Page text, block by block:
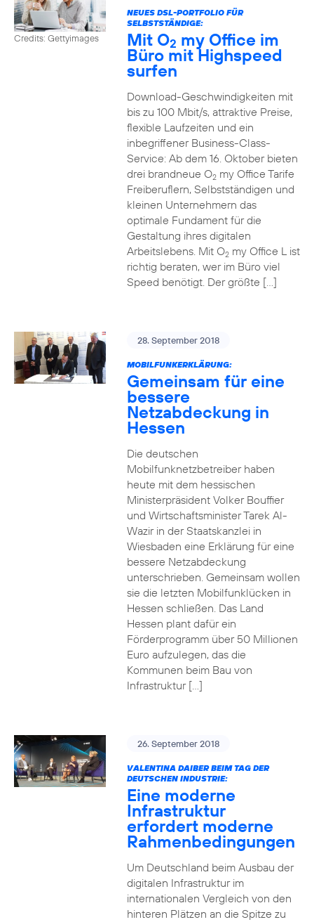
Credits: Gettyimages
NEUES DSL-PORTFOLIO FÜR
SELBSTSTÄNDIGE:
Mit O2 my Office im
Büro mit Highspeed
surfen
Download-Geschwindigkeiten mit
bis zu 100 Mbit/s, attraktive Preise,
flexible Laufzeiten und ein
inbegriffener Business-Class-
Service: Ab dem 16. Oktober bieten
drei brandneue O2my Office Tarife
Freiberuflern, Selbstständigen und
kleinen Unternehmern das
optimale Fundament für die
Gestaltung ihres digitalen
Arbeitslebens. Mit O2my Office L ist
richtig beraten, wer im Büro viel
Speed benötigt. Der größte […]
28. September 2018
MOBILFUNKERKLÄRUNG:
Gemeinsam für eine
bessere
Netzabdeckung in
Hessen
Die deutschen
Mobilfunknetzbetreiber haben
heute mit dem hessischen
Ministerpräsident Volker Bouffier
und Wirtschaftsminister Tarek Al-
Wazir in der Staatskanzlei in
Wiesbaden eine Erklärung für eine
bessere Netzabdeckung
unterschrieben. Gemeinsam wollen
sie die letzten Mobilfunklücken in
Hessen schließen. Das Land
Hessen plant dafür ein
Förderprogramm über 50 Millionen
Euro aufzulegen, das die
Kommunen beim Bau von
Infrastruktur […]
26. September 2018
VALENTINA DAIBER BEIM TAG DER
DEUTSCHEN INDUSTRIE:
Eine moderne
Infrastruktur
erfordert moderne
Rahmenbedingungen
Um Deutschland beim Ausbau der
digitalen Infrastruktur im
internationalen Vergleich von den
hinteren Plätzen an die Spitze zu